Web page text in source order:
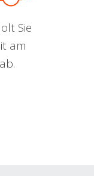
Sie
am